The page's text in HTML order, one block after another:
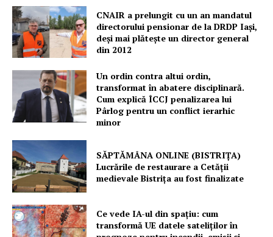
CNAIR a prelungit cu un an mandatul
directorului pensionar de la DRDP Iași,
deși mai plătește un director general
din 2012
Un ordin contra altui ordin,
transformat în abatere disciplinară.
Cum explică ÎCCJ penalizarea lui
Pârlog pentru un conflict ierarhic
minor
SĂPTĂMÂNA ONLINE (BISTRIȚA)
Lucrările de restaurare a Cetăţii
medievale Bistriţa au fost finalizate
Ce vede IA-ul din spațiu: cum
transformă UE datele sateliților în